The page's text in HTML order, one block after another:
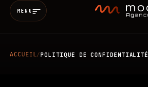
MENU
Accueil
ACCUEIL/POLITIQUE DE CONFIDENTIALITÉ